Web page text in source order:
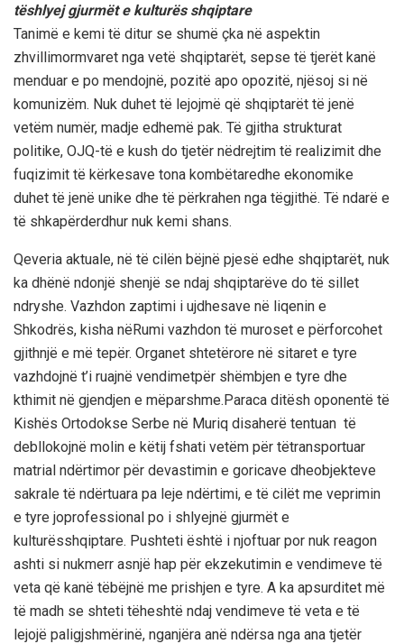
tëshlyej gjurmëte kulturës shqiptare
Tanimë e kemi të ditur se shumë çka në aspektin
zhvillimormvaret nga vetë shqiptarët, sepse të tjerët kanë
menduar e po mendojnë, pozitë apo opozitë, njësoj si në
komunizëm. Nuk duhet të lejojmë që shqiptarët të jenë
vetëm numër, madje edhemë pak. Të gjitha strukturat
politike, OJQ-të e kush do tjetër nëdrejtim të realizimit dhe
fuqizimit të kërkesave tona kombëtaredhe ekonomike
duhet të jenë unike dhe të përkrahen nga tëgjithë. Të ndarë e
të shkapërderdhur nuk kemi shans.
Qeveria aktuale, në të cilën bëjnë pjesë edhe shqiptarët, nuk
ka dhënë ndonjë shenjë se ndaj shqiptarëve do të sillet
ndryshe. Vazhdon zaptimi i ujdhesave në liqenin e
Shkodrës, kisha nëRumi vazhdon të muroset e përforcohet
gjithnjë e më tepër. Organet shtetërore në sitaret e tyre
vazhdojnë t’i ruajnë vendimetpër shëmbjen e tyre dhe
kthimit në gjendjen e mëparshme.Paraca ditësh oponentë të
Kishës Ortodokse Serbe në Muriq disaherë tentuan të
debllokojnë molin e këtij fshati vetëm për tëtransportuar
matrial ndërtimor për devastimin e goricave dheobjekteve
sakrale të ndërtuara pa leje ndërtimi, e të cilët me veprimin
e tyre joprofessional po i shlyejnë gjurmët e
kulturësshqiptare. Pushteti është i njoftuar por nuk reagon
ashti si nukmerr asnjë hap për ekzekutimin e vendimeve të
veta që kanë tëbëjnë me prishjen e tyre. A ka apsurditet më
të madh se shteti tëheshtë ndaj vendimeve të veta e të
lejojë paligjshmërinë, nganjëra anë ndërsa nga ana tjetër